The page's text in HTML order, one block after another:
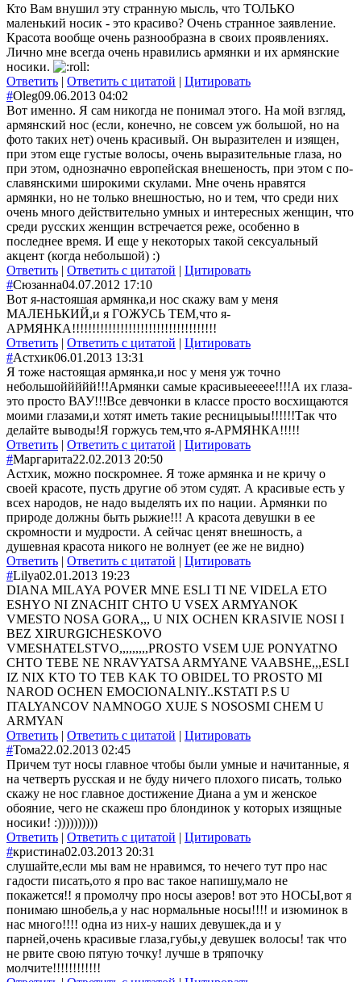
Кто Вам внушил эту странную мысль, что ТОЛЬКО
маленький носик - это красиво? Очень странное заявление.
Красота вообще очень разнообразна в своих проявлениях.
Лично мне всегда очень нравились армянки и их армянские
носики.
Ответить | Ответить с цитатой | Цитировать
#Oleg09.06.2013 04:02
Вот именно. Я сам никогда не понимал этого. На мой взгляд,
армянский нос (если, конечно, не совсем уж большой, но на
фото таких нет) очень красивый. Он выразителен и изящен,
при этом еще густые волосы, очень выразительные глаза, но
при этом, однозначно европейская внешеность, при этом с по-
славянскими широкими скулами. Мне очень нравятся
армянки, но не только внешностью, но и тем, что среди них
очень много действительно умных и интересных женщин, что
среди русских женщин встречается реже, особенно в
последнее время. И еще у некоторых такой сексуальный
акцент (когда небольшой) :)
Ответить | Ответить с цитатой | Цитировать
#Сюзанна04.07.2012 17:10
Вот я-настояшая армянка,и нос скажу вам у меня
МАЛЕНЬКИЙ,и я ГОЖУСЬ ТЕМ,что я-
АРМЯНКА!!!!!!!!!!!!!!!!!!!!!!!!!!!!!!!!!!!!
Ответить | Ответить с цитатой | Цитировать
#Астхик06.01.2013 13:31
Я тоже настоящая армянка,и нос у меня уж точно
небольшоййййй!!!Армянки самые красивыеееее!!!!А их глаза-
это просто ВАУ!!!Все девчонки в классе просто восхищаются
моими глазами,и хотят иметь такие ресницыыы!!!!!!Так что
делайте выводы!Я горжусь тем,что я-АРМЯНКА!!!!!
Ответить | Ответить с цитатой | Цитировать
#Маргарита22.02.2013 20:50
Астхик, можно поскромнее. Я тоже армянка и не кричу о
своей красоте, пусть другие об этом судят. А красивые есть у
всех народов, не надо выделять их по нации. Армянки по
природе должны быть рыжие!!! А красота девушки в ее
скромности и мудрости. А сейчас ценят внешность, а
душевная красота никого не волнует (ее же не видно)
Ответить | Ответить с цитатой | Цитировать
#Lilya02.01.2013 19:23
DIANA MILAYA POVER MNE ESLI TI NE VIDELA ETO
ESHYO NI ZNACHIT CHTO U VSEX ARMYANOK
VMESTO NOSA GORA,,, U NIX OCHEN KRASIVIE NOSI I
BEZ XIRURGICHESKOVO
VMESHATELSTVO,,,,,,,,,PROSTO VSEM UJE PONYATNO
CHTO TEBE NE NRAVYATSA ARMYANE VAABSHE,,,ESLI
IZ NIX KTO TO TEB KAK TO OBIDEL TO PROSTO MI
NAROD OCHEN EMOCIONALNIY..KSTATI P.S U
ITALYANCOV NAMNOGO XUJE S NOSOSMI CHEM U
ARMYAN
Ответить | Ответить с цитатой | Цитировать
#Тома22.02.2013 02:45
Причем тут носы главное чтобы были умные и начитанные, я
на четверть русская и не буду ничего плохого писать, только
скажу не нос главное достижение Диана а ум и женское
обояние, чего не скажеш про блондинок у которых изящные
носики! :))))))))))
Ответить | Ответить с цитатой | Цитировать
#кристина02.03.2013 20:31
слушайте,если мы вам не нравимся, то нечего тут про нас
гадости писать,ото я про вас такое напишу,мало не
покажется!! я промолчу про носы азеров! вот это НОСЫ,вот я
понимаю шнобель,а у нас нормальные носы!!!! и изюминок в
нас много!!!! одна из них-у наших девушек,да и у
парней,очень красивые глаза,губы,у девушек волосы! так что
не рвите свою пятую точку! лучше в тряпочку
молчите!!!!!!!!!!!!